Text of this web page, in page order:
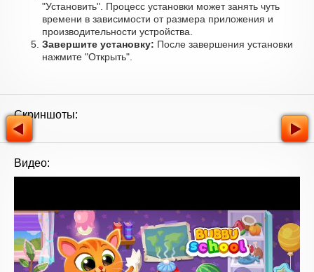
"Установить". Процесс установки может занять чуть
времени в зависимости от размера приложения и
производительности устройства.
Завершите установку: После завершения установки
нажмите "Открыть".
Скриншоты:
Видео: